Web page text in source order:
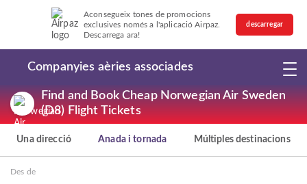
Aconsegueix tones de promocions
exclusives només a l'aplicació Airpaz.
Descarrega ara!
descarregar
Companyies aèries associades
Find and Book Cheap Norwegian Air Sweden
(D8) Flight Tickets
Una direcció Anada i tornada Múltiples destinacions
Des de